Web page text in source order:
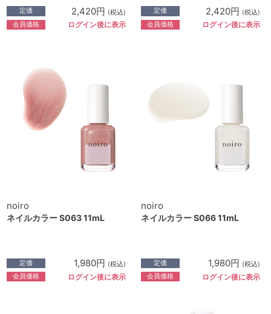
定価 2,420円 (税込)
会員価格 ログイン後に表示
定価 2,420円 (税込)
会員価格 ログイン後に表示
noiro
ネイルカラー S063 11mL
定価 1,980円 (税込)
会員価格 ログイン後に表示
noiro
ネイルカラー S066 11mL
定価 1,980円 (税込)
会員価格 ログイン後に表示